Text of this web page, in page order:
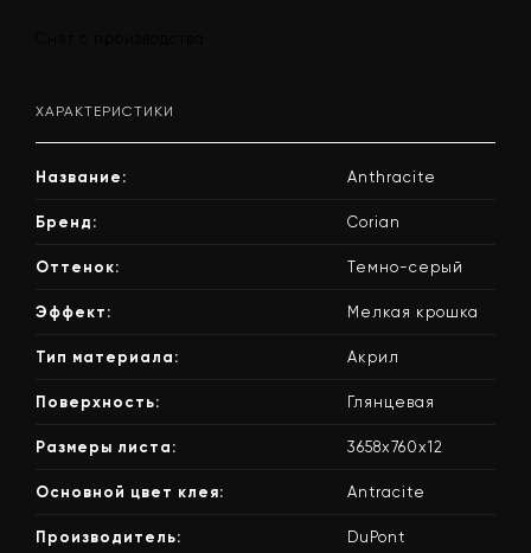
ХАРАКТЕРИСТИКИ
Название: Anthracite
Бренд: Corian
Оттенок: Темно-серый
Эффект: Мелкая крошка
Тип материала: Акрил
Поверхность: Глянцевая
Размеры листа: 3658x760x12
Основной цвет клея: Antracite
Производитель: DuPont